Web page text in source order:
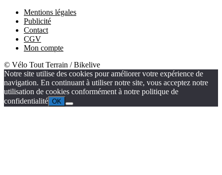
Mentions légales
Publicité
Contact
CGV
Mon compte
© Vélo Tout Terrain / Bikelive
Notre site utilise des cookies pour améliorer votre expérience de
navigation. En continuant à utiliser notre site, vous acceptez notre
utilisation de cookies conformément à notre politique de
confidentialité OK